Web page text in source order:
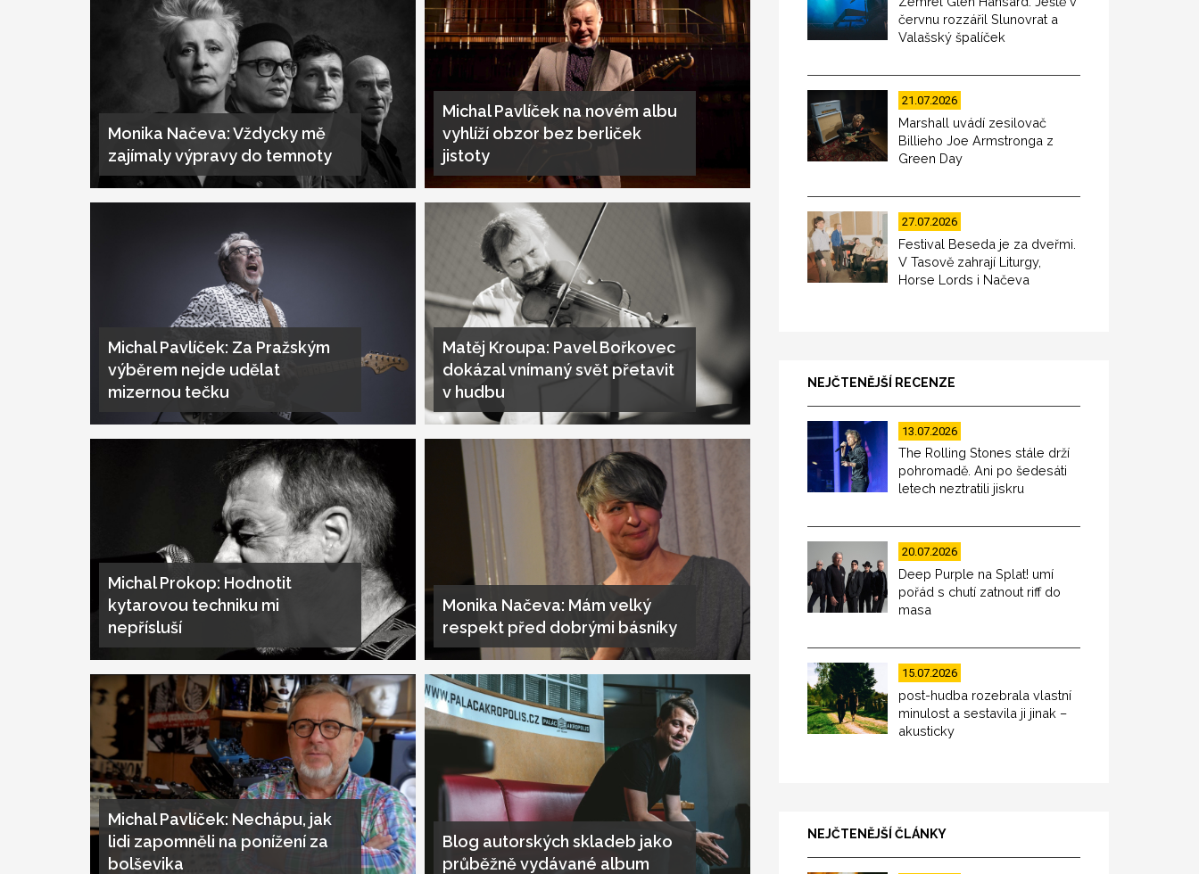
Monika Načeva: Vždycky mě
zajímaly výpravy do temnoty
Michal Pavlíček na novém albu
vyhlíží obzor bez berliček
jistoty
Michal Pavlíček: Za Pražským
výběrem nejde udělat
mizernou tečku
Matěj Kroupa: Pavel Bořkovec
dokázal vnímaný svět přetavit
v hudbu
Michal Prokop: Hodnotit
kytarovou techniku mi
nepřísluší
Monika Načeva: Mám velký
respekt před dobrými básníky
Michal Pavlíček: Nechápu, jak
lidi zapomněli na ponížení za
bolševika
Blog autorských skladeb jako
průběžně vydávané album
červnu rozzářil Slunovrat a
Valašský špalíček
21.07.2026
Marshall uvádí zesilovač
Billieho Joe Armstronga z
Green Day
27.07.2026
Festival Beseda je za dveřmi.
V Tasově zahrají Liturgy,
Horse Lords i Načeva
NEJČTENĚJŠÍ RECENZE
13.07.2026
The Rolling Stones stále drží
pohromadě. Ani po šedesáti
letech neztratili jiskru
20.07.2026
Deep Purple na Splat! umí
pořád s chutí zatnout riff do
masa
15.07.2026
post-hudba rozebrala vlastní
minulost a sestavila ji jinak –
akusticky
NEJČTENĚJŠÍ ČLÁNKY